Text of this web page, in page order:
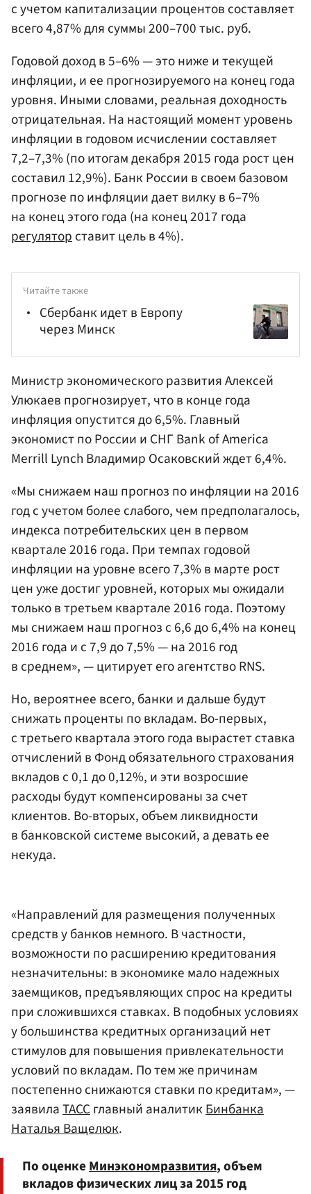
с учетом капитализации процентов составляет
всего 4,87% для суммы 200–700 тыс. руб.
Годовой доход в 5–6% — это ниже и текущей
инфляции, и ее прогнозируемого на конец года
уровня. Иными словами, реальная доходность
отрицательная. На настоящий момент уровень
инфляции в годовом исчислении составляет
7,2–7,3% (по итогам декабря 2015 года рост цен
составил 12,9%). Банк России в своем базовом
прогнозе по инфляции дает вилку в 6–7%
на конец этого года (на конец 2017 года
регуляторставит цель в 4%).
Читайте также
Сбербанк идет в Европу
через Минск
Министр экономического развитияАлексей
Улюкаев прогнозирует, что в конце года
инфляция опустится до 6,5%. Главный
экономист по России и СНГ Bank of America
Merrill Lynch Владимир Осаковскийждет 6,4%.
«Мы снижаем наш прогноз по инфляции на 2016
год с учетом более слабого, чем предполагалось,
индекса потребительских цен в первом
квартале 2016 года. При темпах годовой
инфляции на уровне всего 7,3% в марте рост
цен уже достиг уровней, которых мы ожидали
только в третьем квартале 2016 года. Поэтому
мы снижаем наш прогноз с 6,6 до 6,4% на конец
2016 года и с 7,9 до 7,5% — на 2016 год
в среднем», — цитирует его агентство RNS.
Но, вероятнее всего, банки и дальше будут
снижать проценты по вкладам. Во-первых,
с третьего квартала этого года вырастет ставка
отчислений в Фонд обязательного страхования
вкладов с 0,1 до 0,12%, и эти возросшие
расходы будут компенсированы за счет
клиентов. Во-вторых, объем ликвидности
в банковской системе высокий, а девать ее
некуда.
«Направлений для размещения полученных
средств у банков немного. В частности,
возможности по расширению кредитования
незначительны: в экономике мало надежных
заемщиков, предъявляющих спрос на кредиты
при сложившихся ставках. В подобных условиях
у большинства кредитных организаций нет
стимулов для повышения привлекательности
условий по вкладам. По тем же причинам
постепенно снижаются ставки по кредитам», —
заявилаТАССглавный аналитик Бинбанка
Наталья Ващелюк.
По оценкеМинэкономразвития, объем
вкладов физических лиц за 2015 год